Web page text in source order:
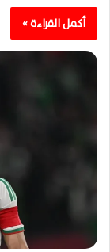
أكمل القراءة »